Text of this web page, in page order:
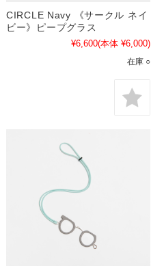
CIRCLE Navy 《サークル ネイ
ビー》ピープグラス
¥6,600(本体 ¥6,000)
在庫 ○